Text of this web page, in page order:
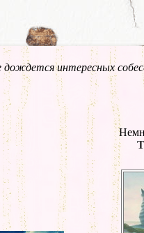
интересных